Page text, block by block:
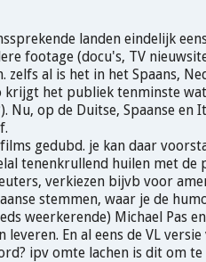
landen eindelijk
footage (docu's, TV
zelfs al is het in het Spaans,
krijgt het publiek tenminste
Nu, op de Duitse, Spaanse en
gedubd. je kan daar
tenenkrullend huilen met de
verkiezen bijvb voor
stemmen, waar je de
weerkerende) Michael Pas
En al eens de VL
ipv omte lachen is dit om